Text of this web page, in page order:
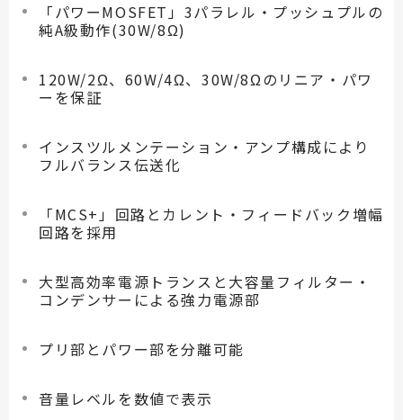
「パワーMOSFET」3パラレル・プッシュプルの
純A級動作(30W/8Ω)
120W/2Ω、60W/4Ω、30W/8Ωのリニア・パワ
ーを保証
インスツルメンテーション・アンプ構成により
フルバランス伝送化
「MCS+」回路とカレント・フィードバック増幅
回路を採用
大型高効率電源トランスと大容量フィルター・
コンデンサーによる強力電源部
プリ部とパワー部を分離可能
音量レベルを数値で表示